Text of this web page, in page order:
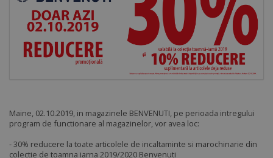
Maine, 02.10.2019, in magazinele BENVENUTI, pe perioada intregului
program de functionare al magazinelor, vor avea loc:
- 30% reducere la toate articolele de incaltaminte si marochinarie din
colectie de toamna iarna 2019/2020 Benvenuti